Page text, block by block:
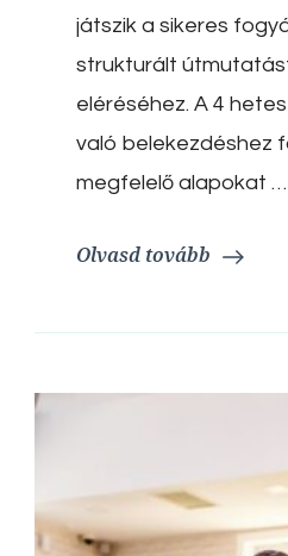
játszik a sikeres
strukturált
eléréséhez. A 4
való belekezdéshez
megfelelő alapokat …
Olvasd tovább